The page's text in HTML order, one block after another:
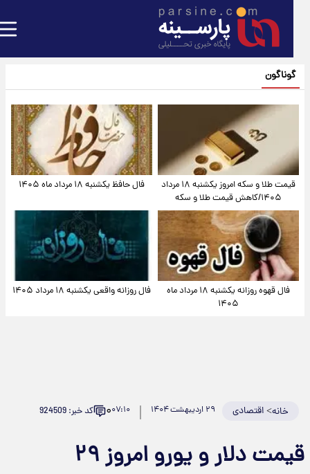
گوناگون
قیمت طلا و سکه امروز یکشنبه ۱۸ مرداد
۱۴۰۵/کاهش قیمت طلا و سکه
فال حافظ یکشنبه ۱۸ مرداد ماه ۱۴۰۵
فال قهوه روزانه یکشنبه ۱۸ مرداد ماه
۱۴۰۵
فال روزانه واقعی یکشنبه ۱۸ مرداد ۱۴۰۵
خانه>اقتصادی ۲۹ اردیبهشت ۱۴۰۴ ۰۷:۱۰۰ کد خبر: 924509
قیمت دلار و یورو امروز ۲۹